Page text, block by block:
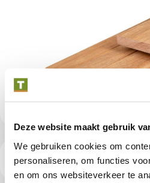
Deze website maakt gebruik
We gebruiken cookies om
personaliseren, om functies
en om ons websiteverkeer te
Productspecificaties